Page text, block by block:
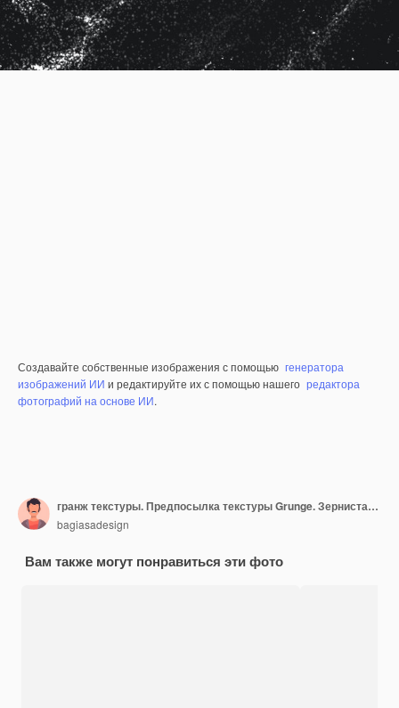
Создавайте собственные изображения с помощью генератора
изображений ИИ и редактируйте их с помощью нашего редактора
фотографий на основе ИИ.
гранж текстуры. Предпосылка текстуры Grunge. Зернистая абстрактная текстура на белом фоне
bagiasadesign
Вам также могут понравиться эти фото